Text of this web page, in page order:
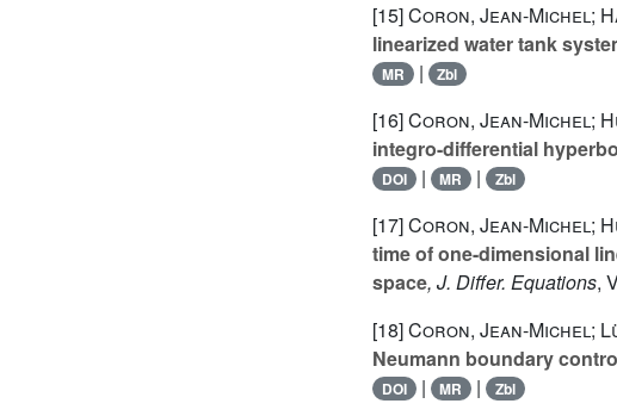
[15]Coron, Jean-Michel;
linearized water tank
MR | Zbl
[16]Coron, Jean-Michel;
integro-differential
DOI | MR | Zbl
[17]Coron, Jean-Michel;
time of one-dimensional
space, J. Differ. Equations,
[18]Coron, Jean-Michel;
Neumann boundary
DOI | MR | Zbl